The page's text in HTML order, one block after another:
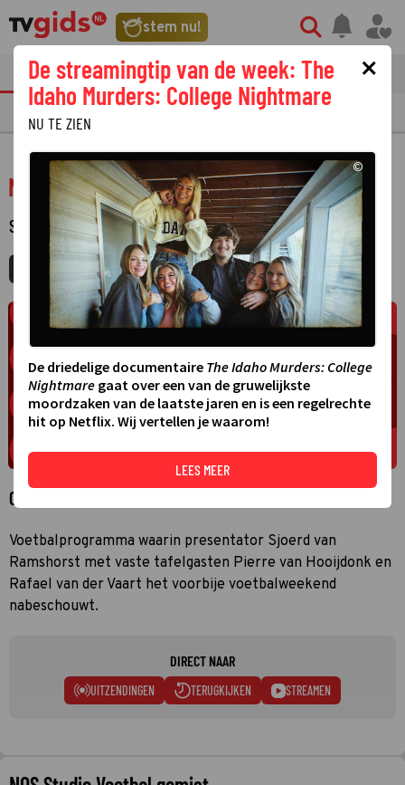
stem nu!
tvgids streaming nieuws
PRIMETIME GEMIST
NOS Studio Voetbal
SPORT
MIJNGIDS AGENDA DELEN
Over NOS Studio Voetbal
Voetbalprogramma waarin presentator Sjoerd van
Ramshorst met vaste tafelgasten Pierre van Hooijdonk en
Rafael van der Vaart het voorbije voetbalweekend
nabeschouwt.
DIRECT NAAR
UITZENDINGEN TERUGKIJKEN STREAMEN
×
De streamingtip van de week: The
Idaho Murders: College Nightmare
NU TE ZIEN
©
De driedelige documentaire The Idaho Murders: College
Nightmare gaat over een van de gruwelijkste
moordzaken van de laatste jaren en is een regelrechte
hit op Netflix. Wij vertellen je waarom!
LEES MEER